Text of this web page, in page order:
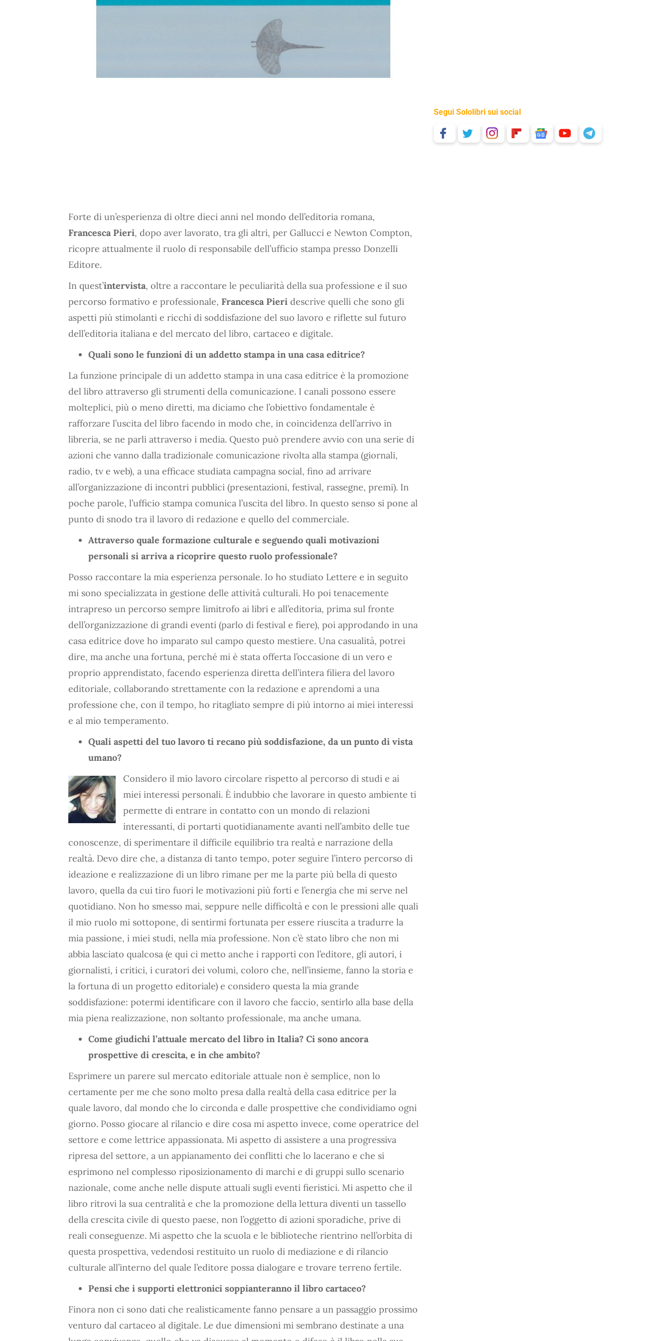
Forte di un’esperienza di oltre dieci anni nel mondo dell’editoria romana,
Francesca Pieri, dopo aver lavorato, tra gli altri, per Gallucci e Newton Compton,
ricopre attualmente il ruolo di responsabile dell’ufficio stampa presso Donzelli
Editore.
In quest’intervista, oltre a raccontare le peculiarità della sua professione e il suo
percorso formativo e professionale, Francesca Pieri descrive quelli che sono gli
aspetti più stimolanti e ricchi di soddisfazione del suo lavoro e riflette sul futuro
dell’editoria italiana e del mercato del libro, cartaceo e digitale.
Quali sono le funzioni di un addetto stampa in una casa editrice?
La funzione principale di un addetto stampa in una casa editrice è la promozione
del libro attraverso gli strumenti della comunicazione. I canali possono essere
molteplici, più o meno diretti, ma diciamo che l’obiettivo fondamentale è
rafforzare l’uscita del libro facendo in modo che, in coincidenza dell’arrivo in
libreria, se ne parli attraverso i media. Questo può prendere avvio con una serie di
azioni che vanno dalla tradizionale comunicazione rivolta alla stampa (giornali,
radio, tv e web), a una efficace studiata campagna social, fino ad arrivare
all’organizzazione di incontri pubblici (presentazioni, festival, rassegne, premi). In
poche parole, l’ufficio stampa comunica l’uscita del libro. In questo senso si pone al
punto di snodo tra il lavoro di redazione e quello del commerciale.
Attraverso quale formazione culturale e seguendo quali motivazioni
personali si arriva a ricoprire questo ruolo professionale?
Posso raccontare la mia esperienza personale. Io ho studiato Lettere e in seguito
mi sono specializzata in gestione delle attività culturali. Ho poi tenacemente
intrapreso un percorso sempre limitrofo ai libri e all’editoria, prima sul fronte
dell’organizzazione di grandi eventi (parlo di festival e fiere), poi approdando in una
casa editrice dove ho imparato sul campo questo mestiere. Una casualità, potrei
dire, ma anche una fortuna, perché mi è stata offerta l’occasione di un vero e
proprio apprendistato, facendo esperienza diretta dell’intera filiera del lavoro
editoriale, collaborando strettamente con la redazione e aprendomi a una
professione che, con il tempo, ho ritagliato sempre di più intorno ai miei interessi
e al mio temperamento.
Quali aspetti del tuo lavoro ti recano più soddisfazione, da un punto di vista
umano?
Considero il mio lavoro circolare rispetto al percorso di studi e ai
miei interessi personali. È indubbio che lavorare in questo ambiente ti
permette di entrare in contatto con un mondo di relazioni
interessanti, di portarti quotidianamente avanti nell’ambito delle tue
conoscenze, di sperimentare il difficile equilibrio tra realtà e narrazione della
realtà. Devo dire che, a distanza di tanto tempo, poter seguire l’intero percorso di
ideazione e realizzazione di un libro rimane per me la parte più bella di questo
lavoro, quella da cui tiro fuori le motivazioni più forti e l’energia che mi serve nel
quotidiano. Non ho smesso mai, seppure nelle difficoltà e con le pressioni alle quali
il mio ruolo mi sottopone, di sentirmi fortunata per essere riuscita a tradurre la
mia passione, i miei studi, nella mia professione. Non c’è stato libro che non mi
abbia lasciato qualcosa (e qui ci metto anche i rapporti con l’editore, gli autori, i
giornalisti, i critici, i curatori dei volumi, coloro che, nell’insieme, fanno la storia e
la fortuna di un progetto editoriale) e considero questa la mia grande
soddisfazione: potermi identificare con il lavoro che faccio, sentirlo alla base della
mia piena realizzazione, non soltanto professionale, ma anche umana.
Come giudichi l’attuale mercato del libro in Italia? Ci sono ancora
prospettive di crescita, e in che ambito?
Esprimere un parere sul mercato editoriale attuale non è semplice, non lo
certamente per me che sono molto presa dalla realtà della casa editrice per la
quale lavoro, dal mondo che lo circonda e dalle prospettive che condividiamo ogni
giorno. Posso giocare al rilancio e dire cosa mi aspetto invece, come operatrice del
settore e come lettrice appassionata. Mi aspetto di assistere a una progressiva
ripresa del settore, a un appianamento dei conflitti che lo lacerano e che si
esprimono nel complesso riposizionamento di marchi e di gruppi sullo scenario
nazionale, come anche nelle dispute attuali sugli eventi fieristici. Mi aspetto che il
libro ritrovi la sua centralità e che la promozione della lettura diventi un tassello
della crescita civile di questo paese, non l’oggetto di azioni sporadiche, prive di
reali conseguenze. Mi aspetto che la scuola e le biblioteche rientrino nell’orbita di
questa prospettiva, vedendosi restituito un ruolo di mediazione e di rilancio
culturale all’interno del quale l’editore possa dialogare e trovare terreno fertile.
Pensi che i supporti elettronici soppianteranno il libro cartaceo?
Finora non ci sono dati che realisticamente fanno pensare a un passaggio prossimo
venturo dal cartaceo al digitale. Le due dimensioni mi sembrano destinate a una
Segui Sololibri sui social